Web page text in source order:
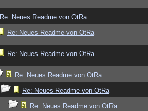
Re: Neues Readme von OtRa
Re: Neues Readme von OtRa
Re: Neues Readme von OtRa
Re: Neues Readme von OtRa
Re: Neues Readme von OtRa
Re: Neues Readme von OtRa